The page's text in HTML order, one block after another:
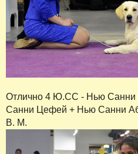
Отлично 4 Ю.СС - Нью Санни
Санни Цефей + Нью Санни
В. М.